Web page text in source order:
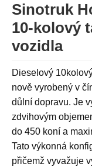
Sinotruk
10-kolový
vozidla
Dieselový
nově vyrobený v
důlní dopravu. Je
zdvihovým
do 450 koní a
Tato výkonná
přičemž vyvažuje